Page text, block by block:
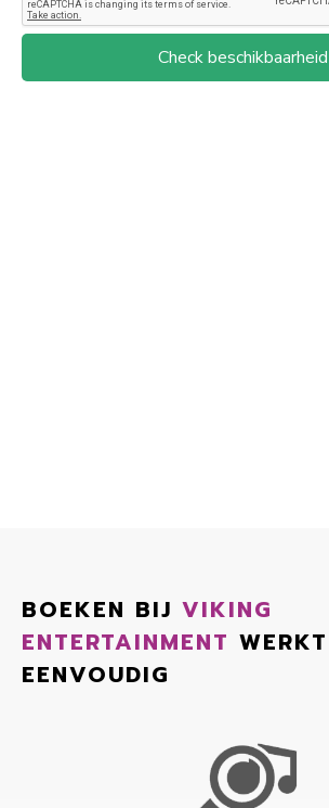
Check beschikbaarheid
BOEKEN BIJ VIKING
ENTERTAINMENT
EENVOUDIG